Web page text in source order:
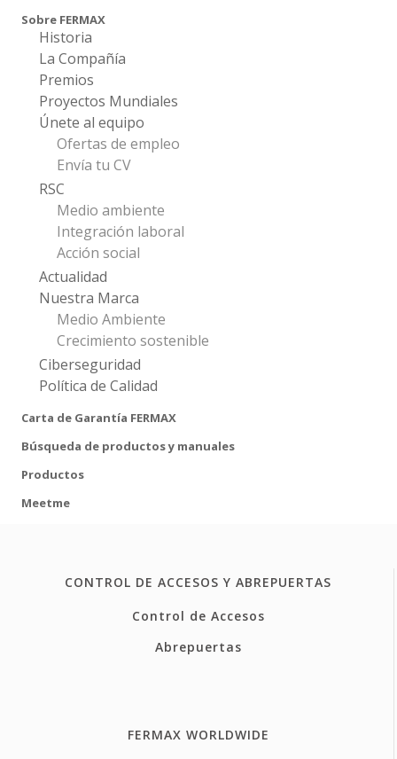
Sobre FERMAX
Historia
La Compañía
Premios
Proyectos Mundiales
Únete al equipo
Ofertas de empleo
Envía tu CV
RSC
Medio ambiente
Integración laboral
Acción social
Actualidad
Nuestra Marca
Medio Ambiente
Crecimiento sostenible
Ciberseguridad
Política de Calidad
Carta de Garantía FERMAX
Búsqueda de productos y manuales
Productos
Meetme
CONTROL DE ACCESOS Y ABREPUERTAS
Control de Accesos
Abrepuertas
FERMAX WORLDWIDE